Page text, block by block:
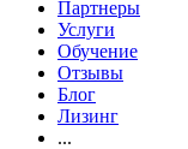
Партнеры
Услуги
Обучение
Отзывы
Блог
Лизинг
...